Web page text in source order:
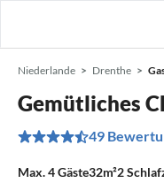
Niederlande Drenthe
Gemütliches
49
Max.4Gäste32m²2